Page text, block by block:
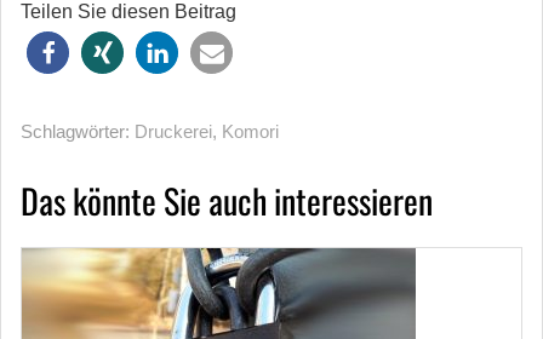
Teilen Sie diesen Beitrag
Schlagwörter: Druckerei, Komori
Das könnte Sie auch interessieren